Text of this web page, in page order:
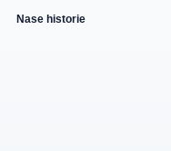
Nase historie